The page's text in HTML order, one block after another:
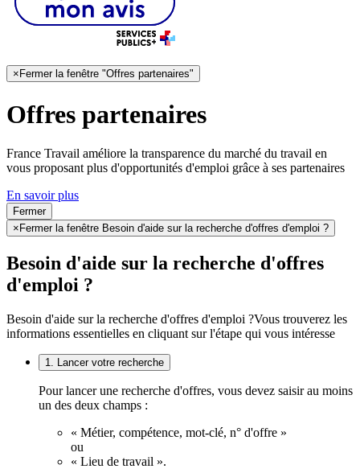
× Fermer la fenêtre "Offres partenaires"
Offres partenaires
France Travail améliore la transparence du marché du travail en
vous proposant plus d'opportunités d'emploi grâce à ses partenaires
En savoir plus
Fermer
× Fermer la fenêtre Besoin d'aide sur la recherche d'offres d'emploi ?
Besoin d'aide sur la recherche d'offres
d'emploi ?
Besoin d'aide sur la recherche d'offres d'emploi ?Vous trouverez les
informations essentielles en cliquant sur l'étape qui vous intéresse
1. Lancer votre recherche
Pour lancer une recherche d'offres, vous devez saisir au moins
un des deux champs :
« Métier, compétence, mot-clé, n° d'offre »
ou
« Lieu de travail ».